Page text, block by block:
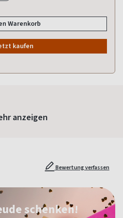
Warenkorb
kaufen
anzeigen
Bewertung verfassen
schenken!